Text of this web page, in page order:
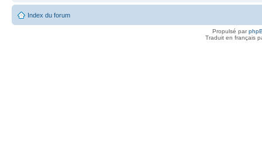
Index du forum
Propulsé par
Traduit en français